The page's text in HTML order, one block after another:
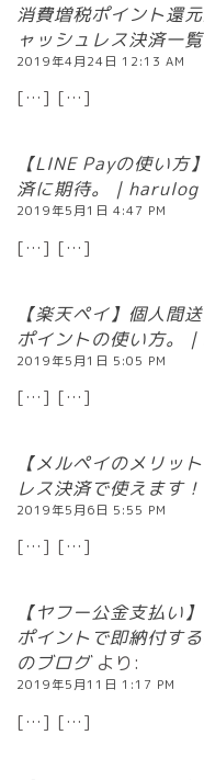
消費増税ポイント還
ャッシュレス決済一
2019年4月24日 12:13 AM
[…] […]
【LINE Payの使い方
済に期待。｜harulog
2019年5月1日 4:47 PM
[…] […]
【楽天ペイ】個人間
ポイントの使い方。
2019年5月1日 5:05 PM
[…] […]
【メルペイのメリッ
レス決済で使えます
2019年5月6日 5:55 PM
[…] […]
【ヤフー公金支払い
ポイントで即納付す
のブログ より:
2019年5月11日 1:17 PM
[…] […]